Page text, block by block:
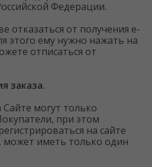
Федерации.
отказаться от получения e-
этого ему нужно нажать на
отписаться от
заказа.
могут только
при этом
на сайте
может иметь только один